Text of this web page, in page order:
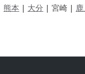
熊本 | 大分 |宮崎 |